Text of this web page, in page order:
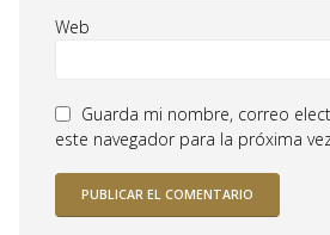
Web
Guarda mi nombre, correo
este navegador para la próxima